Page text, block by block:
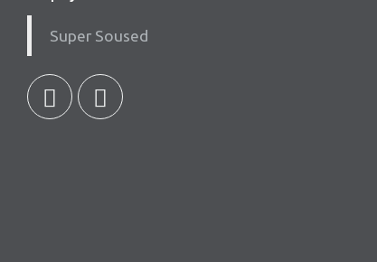
Super Soused